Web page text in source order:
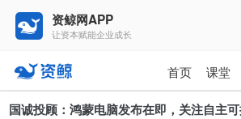
资鲸网APP
让资本赋能企业成长
首页 课堂
资讯 课堂 直播
国诚投顾：鸿蒙电脑发布在即，关注自主